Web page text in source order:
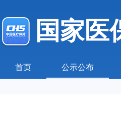
国家医
首页 公示公布